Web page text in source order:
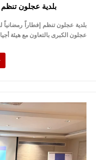
القاضي محمود
بلدية عجلون
بلدية عجلون تنظم إفطاراً
عجلون الكبرى بالتعاون مع هيئة